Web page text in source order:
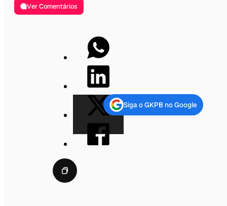
Ver Comentários
Siga o GKPB no Google